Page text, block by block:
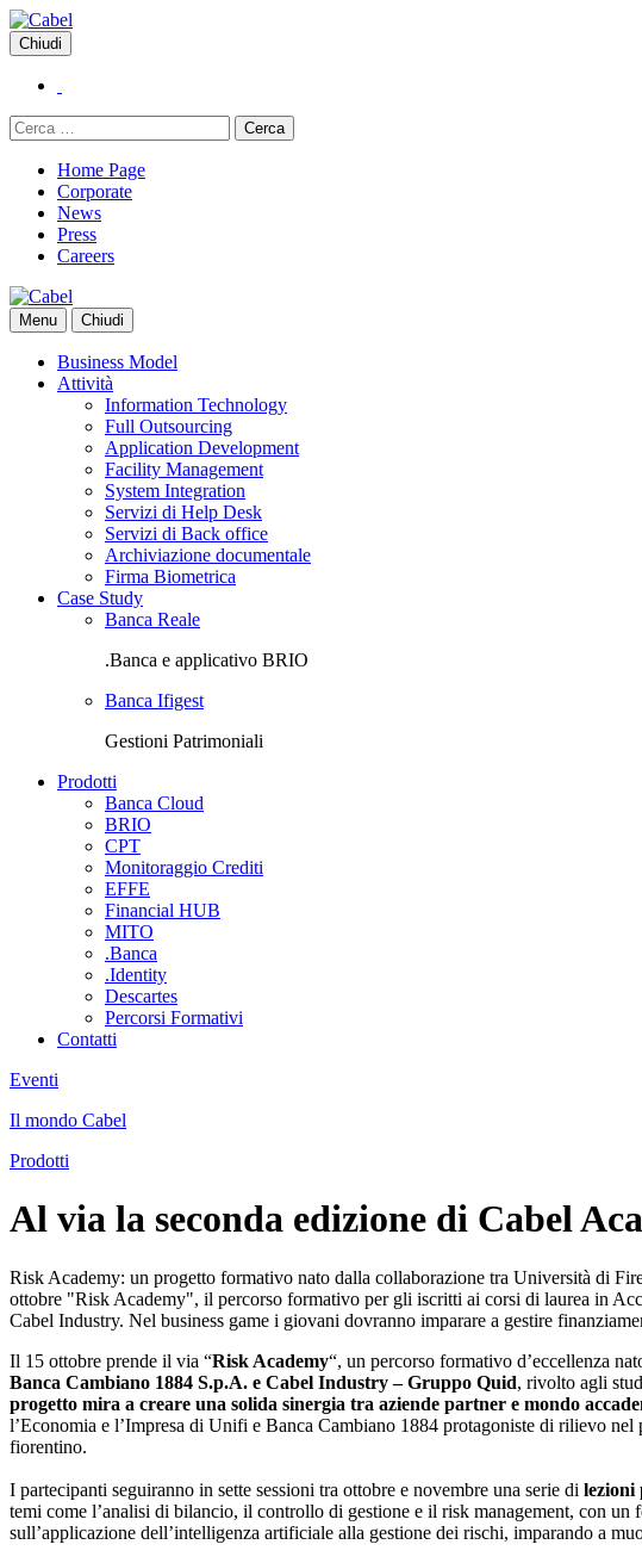
Vai
al
contenuto
Chiudi
Ricerca
per:
Home Page
Corporate
News
Press
Careers
Menu Chiudi
Business Model
Attività
Information Technology
Full Outsourcing
Application Development
Facility Management
System Integration
Servizi di Help Desk
Servizi di Back office
Archiviazione documentale
Firma Biometrica
Case Study
Banca Reale
.Banca e applicativo BRIO
Banca Ifigest
Gestioni Patrimoniali
Prodotti
Banca Cloud
BRIO
CPT
Monitoraggio Crediti
EFFE
Financial HUB
MITO
.Banca
.Identity
Descartes
Percorsi Formativi
Contatti
Eventi
Il mondo Cabel
Prodotti
Al via la seconda edizione di Cabel
Risk Academy: un progetto formativo nato dalla collaborazione tra Università di
ottobre "Risk Academy", il percorso formativo per gli iscritti ai corsi di laurea in
Cabel Industry. Nel business game i giovani dovranno imparare a gestire
Il 15 ottobre prende il via “Risk Academy“, un percorso formativo d’eccellenza
Banca Cambiano 1884 S.p.A. e Cabel Industry – Gruppo Quid, rivolto agli
progetto mira a creare una solida sinergia tra aziende partner e mondo
l’Economia e l’Impresa di Unifi e Banca Cambiano 1884 protagoniste di rilievo
fiorentino.
I partecipanti seguiranno in sette sessioni tra ottobre e novembre una serie di lezioni
temi come l’analisi di bilancio, il controllo di gestione e il risk management, con
sull’applicazione dell’intelligenza artificiale alla gestione dei rischi, imparando a